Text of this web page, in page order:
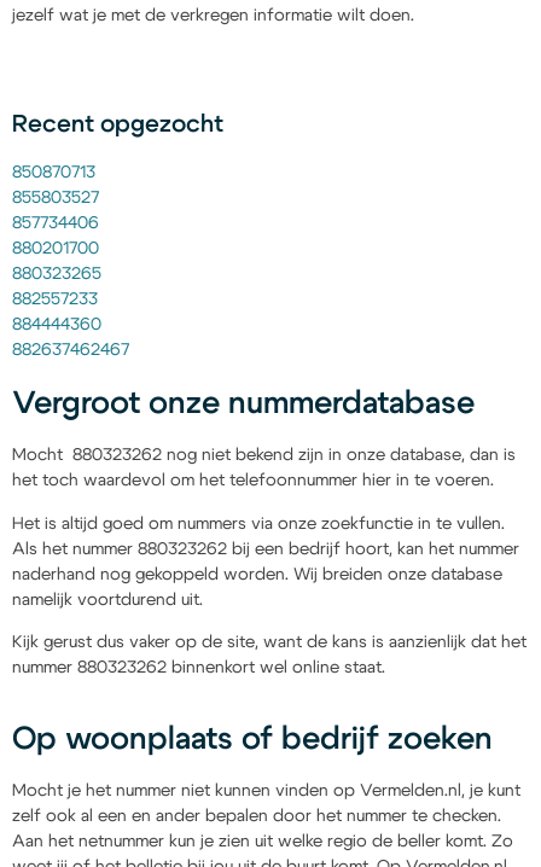
jezelf wat je met de verkregen informatie wilt doen.
Recent opgezocht
850870713
855803527
857734406
880201700
880323265
882557233
884444360
882637462467
Vergroot onze nummerdatabase
Mocht 880323262 nog niet bekend zijn in onze database, dan is
het toch waardevol om het telefoonnummer hier in te voeren.
Het is altijd goed om nummers via onze zoekfunctie in te vullen.
Als het nummer 880323262 bij een bedrijf hoort, kan het nummer
naderhand nog gekoppeld worden. Wij breiden onze database
namelijk voortdurend uit.
Kijk gerust dus vaker op de site, want de kans is aanzienlijk dat het
nummer 880323262 binnenkort wel online staat.
Op woonplaats of bedrijf zoeken
Mocht je het nummer niet kunnen vinden op Vermelden.nl, je kunt
zelf ook al een en ander bepalen door het nummer te checken.
Aan het netnummer kun je zien uit welke regio de beller komt. Zo